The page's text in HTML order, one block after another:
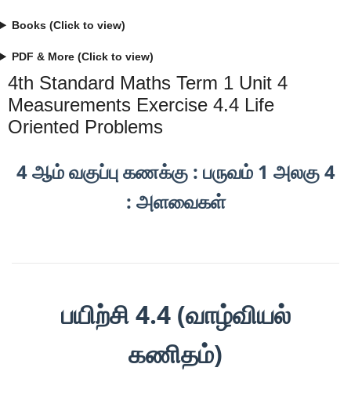
Books (Click to view)
PDF & More (Click to view)
4th Standard Maths Term 1 Unit 4
Measurements Exercise 4.4 Life
Oriented Problems
4 ஆம் வகுப்பு கணக்கு : பருவம் 1 அலகு 4
: அளவைகள்
பயிற்சி 4.4 (வாழ்வியல்
கணிதம்)